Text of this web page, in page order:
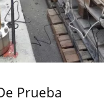
Prueba